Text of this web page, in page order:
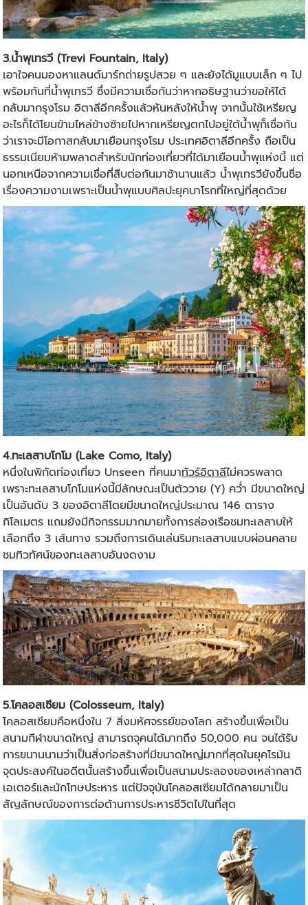
3.น้ำพุเทรวี (Trevi Fountain, Italy)
เอาใจคนมองหาแลนด์มาร์กถ่ายรูปสวย ๆ และยังได้มูแบบเล็ก ๆ ไป
พร้อมกันที่น้ำพุเทรวี ซึ่งมีความเชื่อกันว่าหากอธิษฐานว่าขอให้ได้
กลับมากรุงโรม อิตาลีอีกครั้งแล้วหันหลังให้น้ำพุ จากนั้นใช้เหรียญ
อะไรก็ได้โยนข้ามไหล่ข้างซ้ายไปหากเหรียญตกไปอยู่ใต้น้ำพุก็เชื่อกัน
ว่าเราจะมีโอกาสกลับมาเยือนกรุงโรม ประเทศอิตาลีอีกครั้ง ถือเป็น
ธรรมเนียมห้ามพลาดสำหรับนักท่องเที่ยวที่ได้มาเยือนน้ำพุแห่งนี้ แต่
นอกเหนือจากความเชื่อที่สืบต่อกันมาช้านานแล้ว น้ำพุเทรวียังขึ้นชื่อ
เรื่องความงามเพราะเป็นน้ำพุแบบศิลปะยุคบาโรกที่ใหญ่ที่สุดด้วย
4.ทะเลสาบโกโม (Lake Como, Italy)
หนึ่งในพิกัดท่องเที่ยว Unseen ที่คนมาทัวร์อิตาลีไม่ควรพลาด
เพราะทะเลสาบโกโมแห่งนี้มีลักษณะเป็นตัววาย (Y) คว่ำ มีขนาดใหญ่
เป็นอันดับ 3 ของอิตาลีโดยมีขนาดใหญ่ประมาณ 146 ตาราง
กิโลเมตร แถมยังมีกิจกรรมมากมายทั้งการล่องเรือชมทะเลสาบให้
เลือกถึง 3 เส้นทาง รวมถึงการเดินเล่นริมทะเลสาบแบบผ่อนคลาย
ชมทิวทัศน์ของทะเลสาบอันงดงาม
5.โคลอสเซียม (Colosseum, Italy)
โคลอสเซียมคือหนึ่งใน 7 สิ่งมหัศจรรย์ของโลก สร้างขึ้นเพื่อเป็น
สนามกีฬาขนาดใหญ่ สามารถจุคนได้มากถึง 50,000 คน จนได้รับ
การขนานนามว่าเป็นสิ่งก่อสร้างที่มีขนาดใหญ่มากที่สุดในยุคโรมัน
จุดประสงค์ในอดีตนั้นสร้างขึ้นเพื่อเป็นสนามประลองของเหล่ากลาดิ
เอเตอร์และนักโทษประหาร แต่ปัจจุบันโคลอสเซียมได้กลายมาเป็น
สัญลักษณ์ของการต่อต้านการประหารชีวิตไปในที่สุด